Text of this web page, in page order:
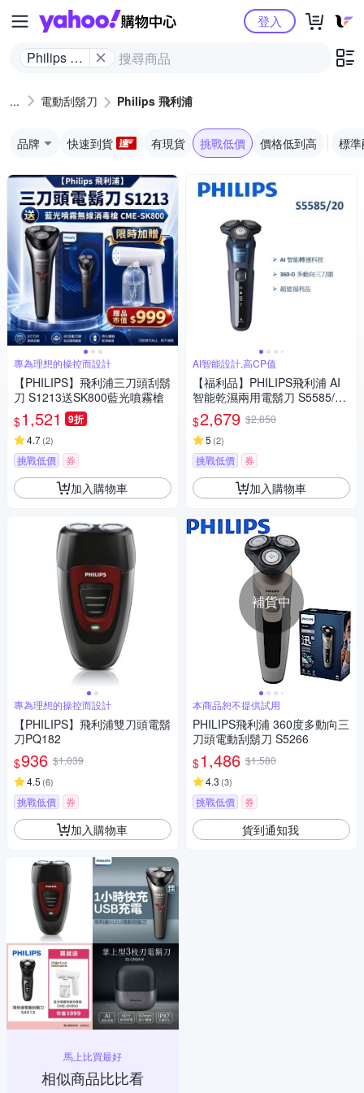
Yahoo購物中心
Philips 飛
登入
電動刮鬍刀 Philips 飛利浦
品牌 快速到貨 有現貨 挑戰低價 價格低到高 標
專為理想的操控而設計
【PHILIPS】飛利浦三刀頭刮鬍
刀 S1213送SK800藍光噴霧槍
$1,521 9折
4.7(2)
挑戰低價 券
加入購物車
專為理想的操控而設計
【PHILIPS】飛利浦雙刀頭電鬍
刀PQ182
$936 $1,039
4.5 (6)
挑戰低價 券
加入購物車
馬上比買最好
相似商品比比看
AI智能設計,高CP值
【福利品】PHILIPS飛利浦 AI
智能乾濕兩用電鬍刀 S5585/20
(一年保固)
$2,679 $2,850
5 (2)
挑戰低價 券
加入購物車
補貨中
本商品恕不提供試用
PHILIPS飛利浦 360度多動向三
刀頭電動刮鬍刀 S5266
$1,486 $1,580
4.3 (3)
挑戰低價 券
貨到通知我